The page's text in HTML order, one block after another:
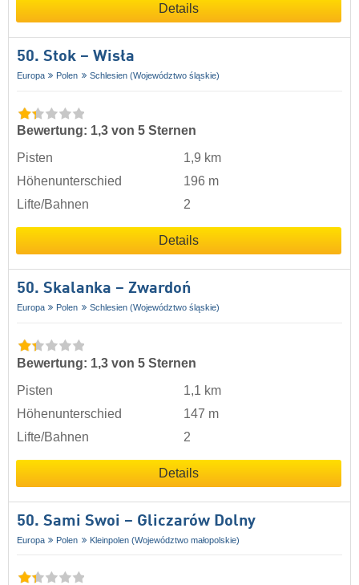
Details
50. Stok – Wisła
Europa Polen Schlesien (Województwo śląskie)
Bewertung: 1,3 von 5 Sternen
Pisten
1,9 km
Höhenunterschied
196 m
Lifte/Bahnen
2
Details
50. Skalanka – Zwardoń
Europa Polen Schlesien (Województwo śląskie)
Bewertung: 1,3 von 5 Sternen
Pisten
1,1 km
Höhenunterschied
147 m
Lifte/Bahnen
2
Details
50. Sami Swoi – Gliczarów Dolny
Europa Polen Kleinpolen (Województwo małopolskie)